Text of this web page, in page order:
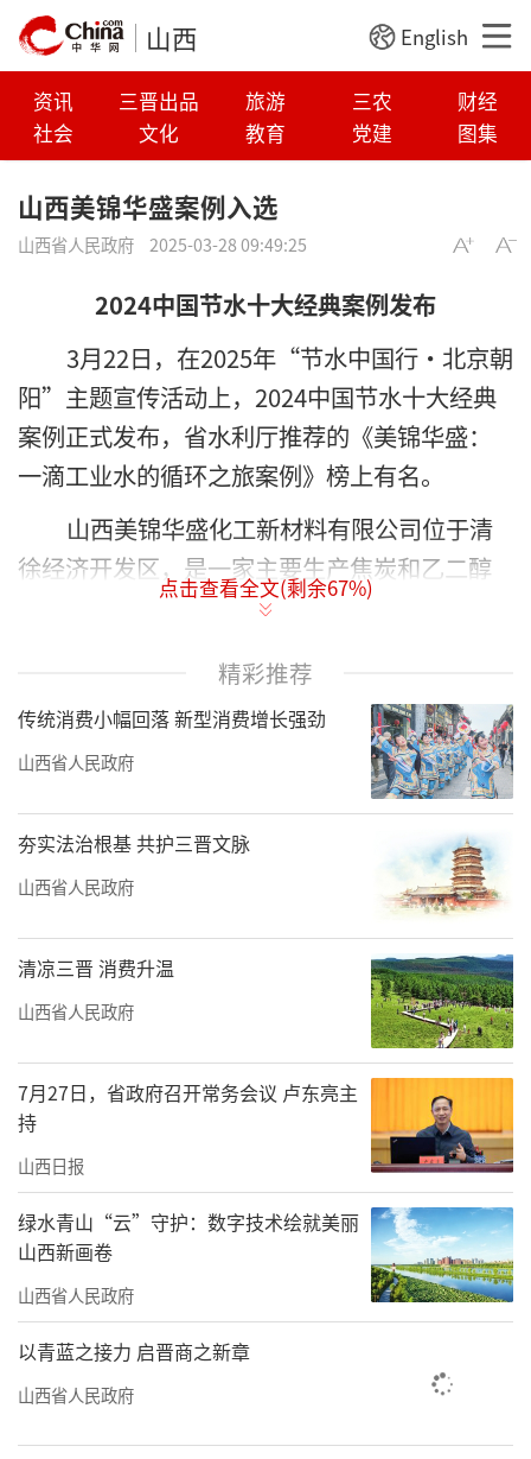
山西 English
资讯 三晋出品 旅游 三农
财经
社会
文化 教育 党建 图集
山西美锦华盛案例入选
山西省人民政府 2025-03-28 09:49:25
2024中国节水十大经典案例发布
3月22日，在2025年“节水中国行·北京朝
阳”主题宣传活动上，2024中国节水十大经典
案例正式发布，省水利厅推荐的《美锦华盛：
一滴工业水的循环之旅案例》榜上有名。
山西美锦华盛化工新材料有限公司位于清
徐经济开发区，是一家主要生产焦炭和乙二醇
等产品的煤焦化工企业。在建设生产过程中，
7.65米干熄焦焦炉，采用低温惰性气体干熄
焦，冷却焦炭不再用水。采取智能化用水管理
手段，建立循环冷却水系统，采用高效收水
器，最大程度减少水分损失，基本实现废水零
排放。实现“熄焦不用水、中水循环用”，企
业每年产生的100万立方米废污水，由开发区内
全国最大焦化污水处理厂处理后回用于生产，
同时将冷凝水收集回用，回用量200万立方米，
回用率达98.5%。
2024年，美锦华盛焦炭（含乙二醇、LNG
等）单位产品用水量达到0.71立方米/吨，优于
山西省炼焦用水定额先进值1.4立方米/吨，用水
效率处于国家先进水平；工业用水重复利用率
达到99.2%。2023年1月，省水利厅和省工信厅
联合授予美锦华盛“山西省节水型企业”称
号。（高桦）
点击查看全文(剩余67%)
精彩推荐
传统消费小幅回落 新型消费增长强劲
山西省人民政府
夯实法治根基 共护三晋文脉
山西省人民政府
清凉三晋 消费升温
山西省人民政府
7月27日，省政府召开常务会议 卢东亮主
持
山西日报
绿水青山“云”守护：数字技术绘就美丽
山西新画卷
山西省人民政府
以青蓝之接力 启晋商之新章
山西省人民政府